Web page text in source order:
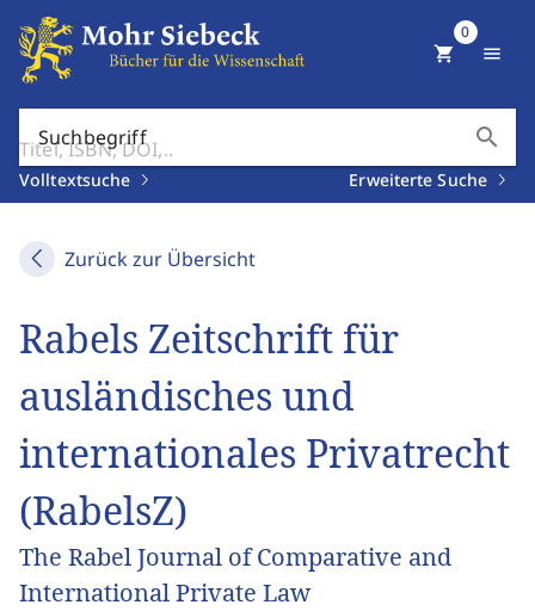
Suchbegriff search
Volltextsuche Erweiterte Suche
shopping_cart
0
menu
Zurück zur Übersicht
Rabels Zeitschrift für
ausländisches und
internationales Privatrecht
(RabelsZ)
The Rabel Journal of Comparative and
International Private Law